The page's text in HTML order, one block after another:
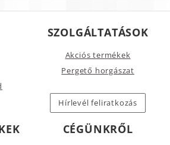
SZOLGÁLTATÁSOK
Akciós termékek
Pergető horgászat
Hírlevél feliratkozás
CÉGÜNKRŐL